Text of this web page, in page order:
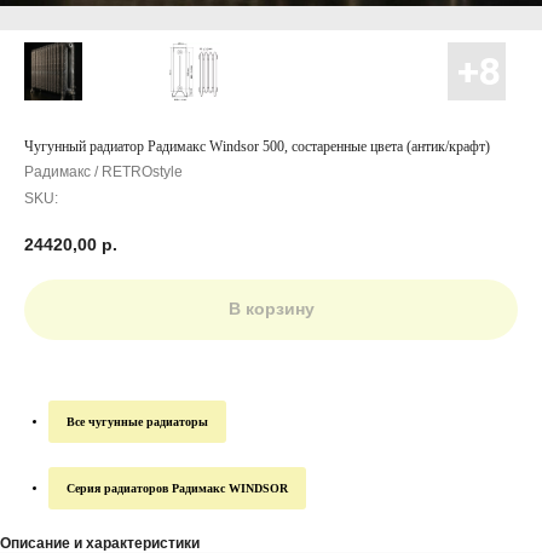
Чугунный радиатор Радимакс Windsor 500, состаренные цвета (антик/крафт)
Радимакс / RETROstyle
SKU:
24420,00 р.
В корзину
Все чугунные радиаторы
Серия радиаторов Радимакс WINDSOR
Описание и характеристики